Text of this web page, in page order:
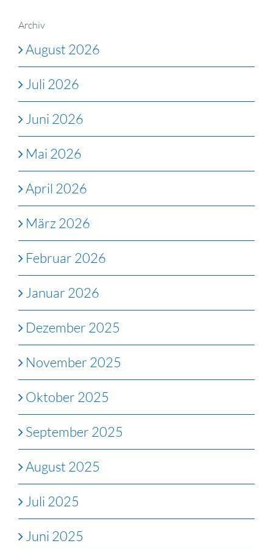
Archiv
August 2026
Juli 2026
Juni 2026
Mai 2026
April 2026
März 2026
Februar 2026
Januar 2026
Dezember 2025
November 2025
Oktober 2025
September 2025
August 2025
Juli 2025
Juni 2025